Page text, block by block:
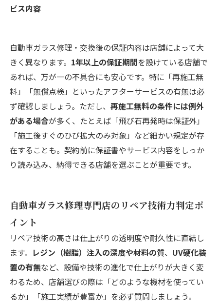
ビス内容
自動車ガラス修理・交換後の保証内容は店舗によって大
きく異なります。 1年以上の保証期間を設けている店舗で
あれば、万が一の不具合にも安心です。特に「再施工無
料」「無償点検」といったアフターサービスの有無は必
ず確認しましょう。ただし、 再施工無料の条件には例外
がある場合が多く、たとえば「飛び石再発時は保証外」
「施工後すぐのひび拡大のみ対象」など細かい規定が存
在することも。契約前に保証書やサービス内容をしっか
り読み込み、納得できる店舗を選ぶことが重要です。
自動車ガラス修理専門店のリペア技術力判定ポ
イント
リペア技術の高さは仕上がりの透明度や耐久性に直結し
ます。 レジン（樹脂）注入の深度や材料の質、 UV硬化装
置の有無など、設備や技術の進化で仕上がりが大きく変
わるため、店舗選びの際は「どのような機材を使ってい
るか」「施工実績が豊富か」を必ず質問しましょう。